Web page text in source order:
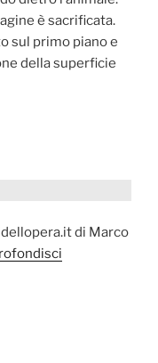
è sacrificata.
sul primo piano e
della superficie
di Marco